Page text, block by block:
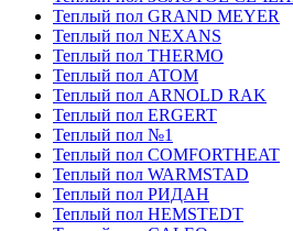
Теплый пол GRAND MEYER
Теплый пол NEXANS
Теплый пол THERMO
Теплый пол ATOM
Теплый пол ARNOLD RAK
Теплый пол ERGERT
Теплый пол №1
Теплый пол COMFORTHEAT
Теплый пол WARMSTAD
Теплый пол РИДАН
Теплый пол HEMSTEDT